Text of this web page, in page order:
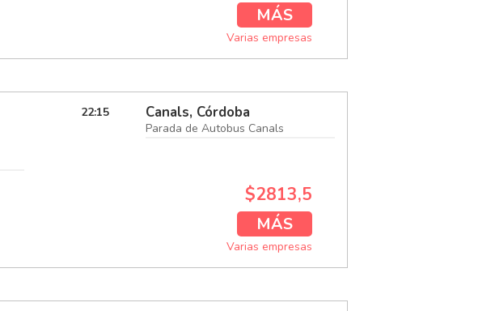
MÁS
Varias empresas
22:15 Canals, Córdoba
Parada de Autobus Canals
$2813,5
MÁS
Varias empresas